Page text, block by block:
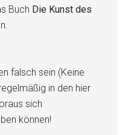
Buch Die Kunst des
falsch sein (Keine
in den hier
sich
können!